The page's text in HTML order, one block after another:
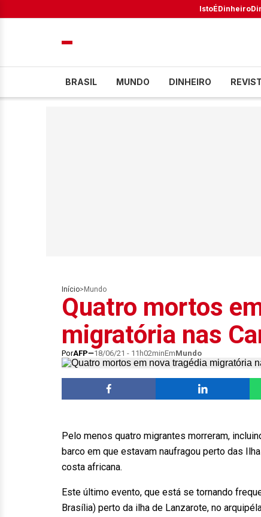
IstoÉDinheiro
BRASIL MUNDO DINHEIRO
Início> Mundo
Quatro mortos
migratória nas
PorAFP 18/06/21 - 11h02minEmMundo
Pelo menos quatro migrantes morreram,
barco em que estavam naufragou perto das
costa africana.
Este último evento, que está se tornando
Brasília) perto da ilha de Lanzarote, no